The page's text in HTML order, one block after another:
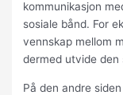
kommunikasjon
sosiale bånd. For
vennskap mellom
dermed utvide den
På den andre